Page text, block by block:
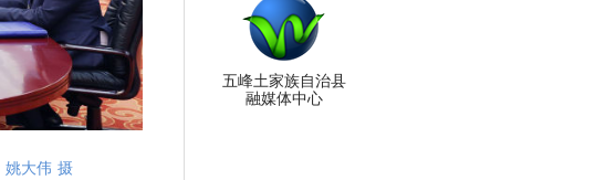
姚大伟 摄
五峰土家族自治县
融媒体中心